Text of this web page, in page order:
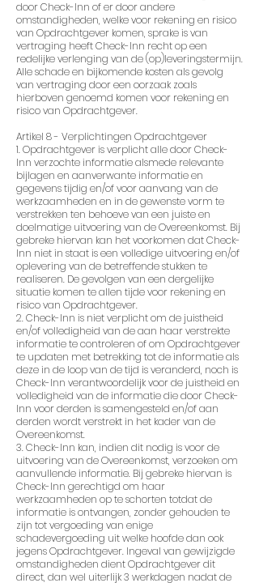
door Check-Inn of er door andere
omstandigheden, welke voor rekening en risico
van Opdrachtgever komen, sprake is van
vertraging heeft Check-Inn recht op een
redelijke verlenging van de (op)leveringstermijn.
Alle schade en bijkomende kosten als gevolg
van vertraging door een oorzaak zoals
hierboven genoemd komen voor rekening en
risico van Opdrachtgever.
Artikel 8 - Verplichtingen Opdrachtgever
1. Opdrachtgever is verplicht alle door Check-
Inn verzochte informatie alsmede relevante
bijlagen en aanverwante informatie en
gegevens tijdig en/of voor aanvang van de
werkzaamheden en in de gewenste vorm te
verstrekken ten behoeve van een juiste en
doelmatige uitvoering van de Overeenkomst. Bij
gebreke hiervan kan het voorkomen dat Check-
Inn niet in staat is een volledige uitvoering en/of
oplevering van de betreffende stukken te
realiseren. De gevolgen van een dergelijke
situatie komen te allen tijde voor rekening en
risico van Opdrachtgever.
2. Check-Inn is niet verplicht om de juistheid
en/of volledigheid van de aan haar verstrekte
informatie te controleren of om Opdrachtgever
te updaten met betrekking tot de informatie als
deze in de loop van de tijd is veranderd, noch is
Check-Inn verantwoordelijk voor de juistheid en
volledigheid van de informatie die door Check-
Inn voor derden is samengesteld en/of aan
derden wordt verstrekt in het kader van de
Overeenkomst.
3. Check-Inn kan, indien dit nodig is voor de
uitvoering van de Overeenkomst, verzoeken om
aanvullende informatie. Bij gebreke hiervan is
Check-Inn gerechtigd om haar
werkzaamheden op te schorten totdat de
informatie is ontvangen, zonder gehouden te
zijn tot vergoeding van enige
schadevergoeding uit welke hoofde dan ook
jegens Opdrachtgever. Ingeval van gewijzigde
omstandigheden dient Opdrachtgever dit
direct, dan wel uiterlijk 3 werkdagen nadat de